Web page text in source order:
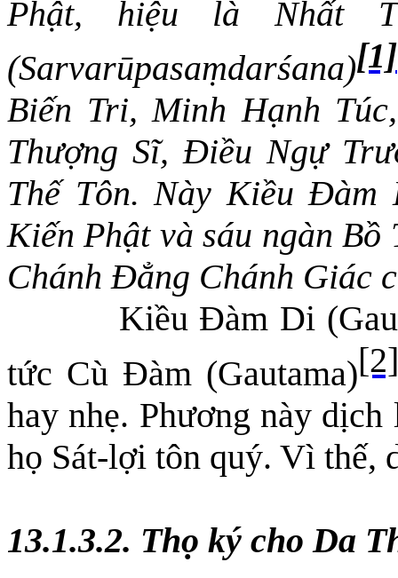
Phật, hiệu là Nhất
(Sarvarūpasaṃdarśana)[1]
Biến Tri, Minh Hạnh
Thượng Sĩ, Điều Ngự
Thế Tôn. Này Kiều Đàm
Kiến Phật và sáu ngàn
Chánh Đẳng Chánh Giác
Kiều Đàm Di
tức Cù Đàm (Gautama)
hay nhẹ. Phương này
họ Sát-lợi tôn quý. Vì thế,
13.1.3.2. Thọ ký cho Da